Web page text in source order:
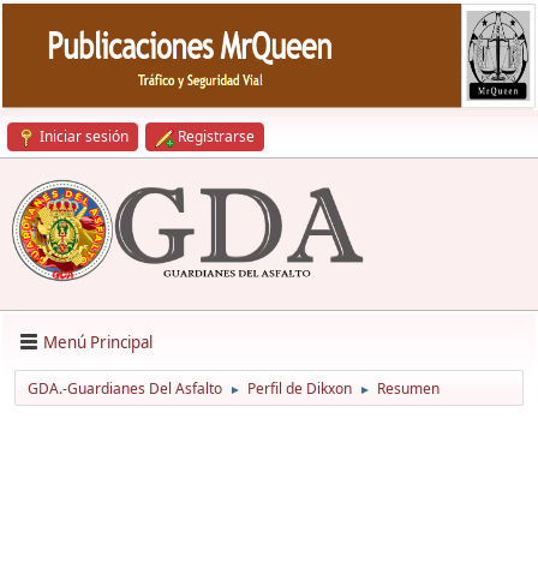
Iniciar sesión Registrarse
Menú Principal
GDA.-Guardianes Del Asfalto ► Perfil de Dikxon ► Resumen